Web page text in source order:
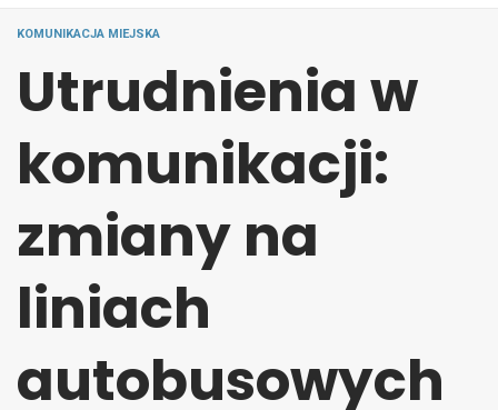
KOMUNIKACJA MIEJSKA
Utrudnienia w
komunikacji:
zmiany na
liniach
autobusowych